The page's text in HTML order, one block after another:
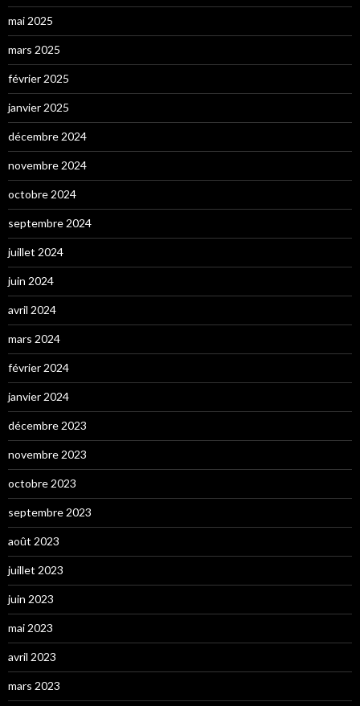
mai 2025
mars 2025
février 2025
janvier 2025
décembre 2024
novembre 2024
octobre 2024
septembre 2024
juillet 2024
juin 2024
avril 2024
mars 2024
février 2024
janvier 2024
décembre 2023
novembre 2023
octobre 2023
septembre 2023
août 2023
juillet 2023
juin 2023
mai 2023
avril 2023
mars 2023